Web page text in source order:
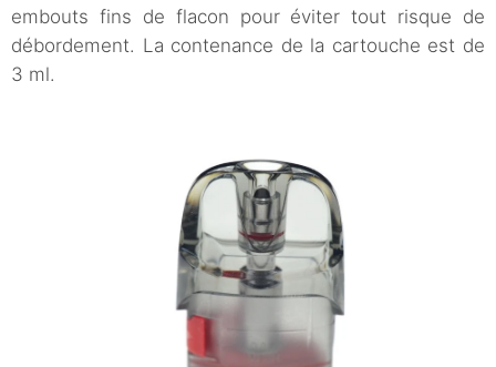
embouts fins de flacon pour éviter tout risque de
débordement. La contenance de la cartouche est de
3 ml.